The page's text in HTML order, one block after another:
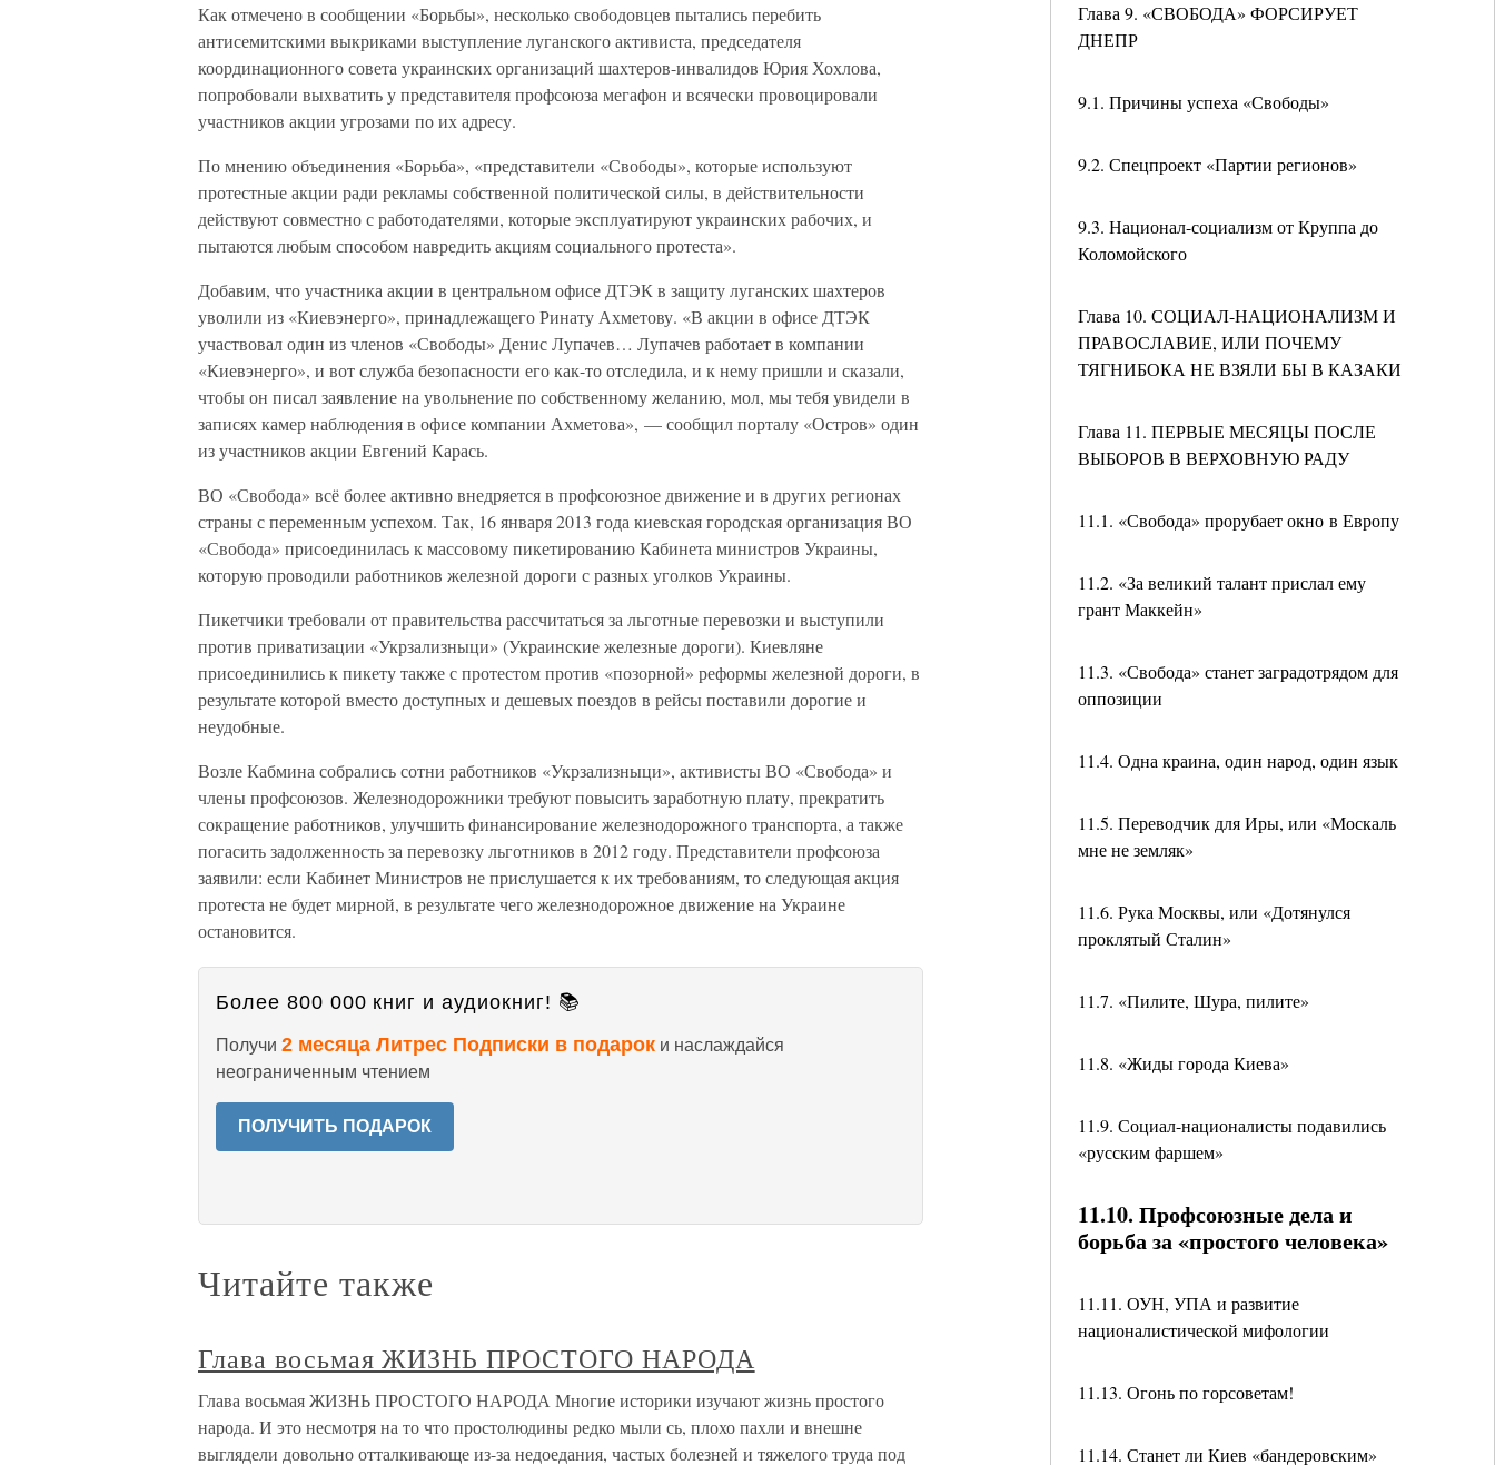
Глава 9. «СВОБОДА» ФОРСИРУЕТ
ДНЕПР
9.1. Причины успеха «Свободы»
9.2. Спецпроект «Партии регионов»
9.3. Национал-социализм от Круппа до
Коломойского
Глава 10. СОЦИАЛ-НАЦИОНАЛИЗМ И
ПРАВОСЛАВИЕ, ИЛИ ПОЧЕМУ
ТЯГНИБОКА НЕ ВЗЯЛИ БЫ В КАЗАКИ
Глава 11. ПЕРВЫЕ МЕСЯЦЫ ПОСЛЕ
ВЫБОРОВ В ВЕРХОВНУЮ РАДУ
11.1. «Свобода» прорубает окно в Европу
11.2. «За великий талант прислал ему
грант Маккейн»
11.3. «Свобода» станет заградотрядом для
оппозиции
11.4. Одна краина, один народ, один язык
11.5. Переводчик для Иры, или «Москаль
мне не земляк»
11.6. Рука Москвы, или «Дотянулся
проклятый Сталин»
11.7. «Пилите, Шура, пилите»
11.8. «Жиды города Киева»
11.9. Социал-националисты подавились
«русским фаршем»
11.10. Профсоюзные дела и
борьба за «простого человека»
11.11. ОУН, УПА и развитие
националистической мифологии
11.13. Огонь по горсоветам!
11.14. Станет ли Киев «бандеровским»
Как отмечено в сообщении «Борьбы», несколько свободовцев пытались перебить
антисемитскими выкриками выступление луганского активиста, председателя
координационного совета украинских организаций шахтеров-инвалидов Юрия Хохлова,
попробовали выхватить у представителя профсоюза мегафон и всячески провоцировали
участников акции угрозами по их адресу.
По мнению объединения «Борьба», «представители «Свободы», которые используют
протестные акции ради рекламы собственной политической силы, в действительности
действуют совместно с работодателями, которые эксплуатируют украинских рабочих, и
пытаются любым способом навредить акциям социального протеста».
Добавим, что участника акции в центральном офисе ДТЭК в защиту луганских шахтеров
уволили из «Киевэнерго», принадлежащего Ринату Ахметову. «В акции в офисе ДТЭК
участвовал один из членов «Свободы» Денис Лупачев… Лупачев работает в компании
«Киевэнерго», и вот служба безопасности его как-то отследила, и к нему пришли и сказали,
чтобы он писал заявление на увольнение по собственному желанию, мол, мы тебя увидели в
записях камер наблюдения в офисе компании Ахметова», — сообщил порталу «Остров» один
из участников акции Евгений Карась.
ВО «Свобода» всё более активно внедряется в профсоюзное движение и в других регионах
страны с переменным успехом. Так, 16 января 2013 года киевская городская организация ВО
«Свобода» присоединилась к массовому пикетированию Кабинета министров Украины,
которую проводили работников железной дороги с разных уголков Украины.
Пикетчики требовали от правительства рассчитаться за льготные перевозки и выступили
против приватизации «Укрзализныци» (Украинские железные дороги). Киевляне
присоединились к пикету также с протестом против «позорной» реформы железной дороги, в
результате которой вместо доступных и дешевых поездов в рейсы поставили дорогие и
неудобные.
Возле Кабмина собрались сотни работников «Укрзализныци», активисты ВО «Свобода» и
члены профсоюзов. Железнодорожники требуют повысить заработную плату, прекратить
сокращение работников, улучшить финансирование железнодорожного транспорта, а также
погасить задолженность за перевозку льготников в 2012 году. Представители профсоюза
заявили: если Кабинет Министров не прислушается к их требованиям, то следующая акция
протеста не будет мирной, в результате чего железнодорожное движение на Украине
остановится.
Более 800 000 книг и аудиокниг! 📚
Получи 2 месяца Литрес Подписки в подарок и наслаждайся
неограниченным чтением
ПОЛУЧИТЬ ПОДАРОК
Читайте также
Глава восьмая ЖИЗНЬ ПРОСТОГО НАРОДА
Глава восьмая ЖИЗНЬ ПРОСТОГО НАРОДА Многие историки изучают жизнь простого
народа. И это несмотря на то что простолюдины редко мыли сь, плохо пахли и внешне
выглядели довольно отталкивающе из-за недоедания, частых болезней и тяжелого труда под